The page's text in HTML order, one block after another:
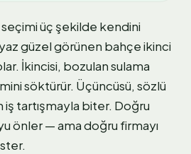
seçimi üç şekilde kendini
güzel görünen bahçe ikinci
İkincisi, bozulan sulama
söktürür. Üçüncüsü, sözlü
iş tartışmayla biter. Doğru
önler — ama doğru firmayı